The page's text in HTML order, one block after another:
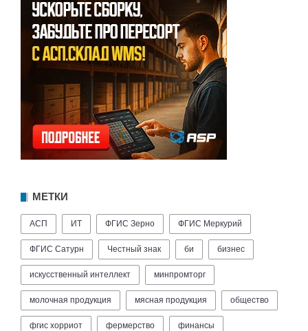
МЕТКИ
АСП ИТ ФГИС Зерно ФГИС Меркурий
ФГИС Сатурн Честный знак би бизнес
искусственный интеллект минпромторг
молочная продукция мясная продукция общество
фгис хорриот фермерство финансы